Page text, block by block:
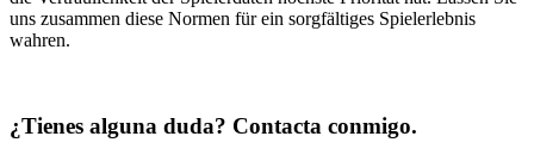
uns zusammen diese Normen für ein sorgfältiges Spielerlebnis
wahren.
¿Tienes alguna duda? Contacta conmigo.